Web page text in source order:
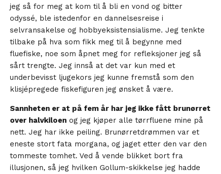
jeg så for meg at kom til å bli en vond og bitter
odyssé, ble istedenfor en dannelsesreise i
selvransakelse og hobbyeksistensialisme. Jeg tenkte
tilbake på hva som fikk meg til å begynne med
fluefiske, noe som åpnet meg for refleksjoner jeg så
sårt trengte. Jeg innså at det var kun med et
underbevisst ljugekors jeg kunne fremstå som den
klisjépregede fiskefiguren jeg ønsket å være.
Sannheten er at på fem år har jeg ikke fått brunørret
over halvkiloen og jeg kjøper alle tørrfluene mine på
nett. Jeg har ikke peiling. Brunørretdrømmen var et
eneste stort fata morgana, og jaget etter den var den
tommeste tomhet. Ved å vende blikket bort fra
illusjonen, så jeg hvilken Gollum-skikkelse jeg hadde